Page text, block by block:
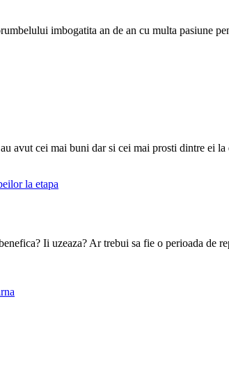
imbogatita an de an cu multa pasiune
avut cei mai buni dar si cei mai prosti dintre ei
la etapa
Ii uzeaza? Ar trebui sa fie o perioada de